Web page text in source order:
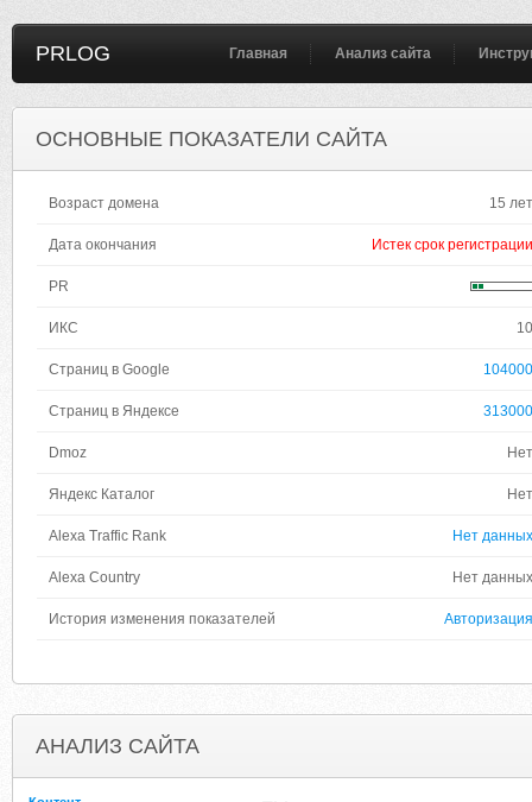
PRLOG Главная Анализ сайта
ОСНОВНЫЕ ПОКАЗАТЕЛИ САЙТА
Возраст домена 15 лет
Дата окончания Истек срок регистрации
PR
ИКС 10
Страниц в Google 104000
Страниц в Яндексе 313000
Dmoz Нет
Яндекс Каталог Нет
Alexa Traffic Rank Нет данных
Alexa Country Нет данных
История изменения показателей Авторизация
АНАЛИЗ САЙТА